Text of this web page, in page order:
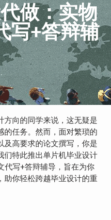
做：实物
写+答辩辅
方向的同学来说，这无疑是
的任务。然而，面对繁琐的
及高要求的论文撰写，你是
们特此推出单片机毕业设计
写+答辩辅导，旨在为你
助你轻松跨越毕业设计的重